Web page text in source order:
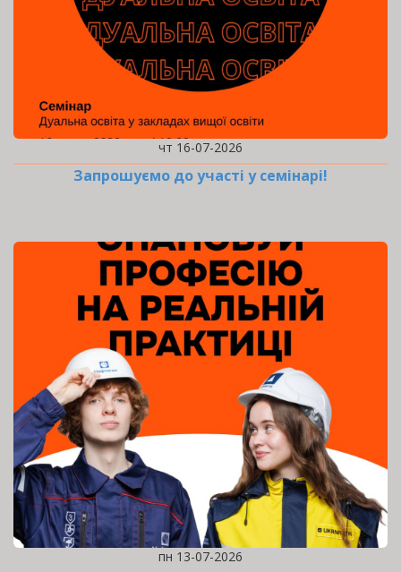
чт 16-07-2026
Запрошуємо до участі у семінарі!
пн 13-07-2026